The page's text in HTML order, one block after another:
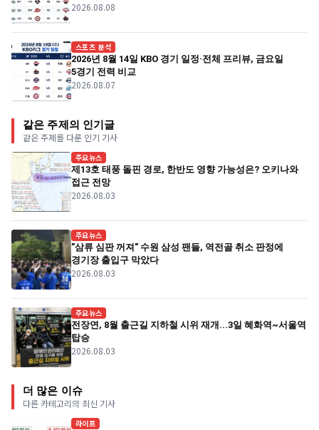
2026.08.08
스포츠 분석
2026년 8월 14일 KBO 경기 일정·전체 프리뷰, 금요일
5경기 전력 비교
2026.08.07
같은 주제의 인기글
같은 주제를 다룬 인기 기사
주요뉴스
제13호 태풍 돌핀 경로, 한반도 영향 가능성은? 오키나와
접근 전망
2026.08.03
주요뉴스
"삼류 심판 꺼져" 수원 삼성 팬들, 역전골 취소 판정에
경기장 출입구 막았다
2026.08.03
주요뉴스
전장연, 8월 출근길 지하철 시위 재개...3일 혜화역~서울역
탑승
2026.08.03
더 많은 이슈
다른 카테고리의 최신 기사
라이프